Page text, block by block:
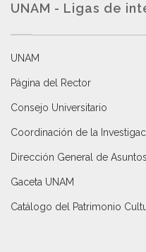
UNAM - Ligas de
UNAM
Página del Rector
Consejo Universitario
Coordinación de la
Dirección General de
Gaceta UNAM
Catálogo del Patrimonio